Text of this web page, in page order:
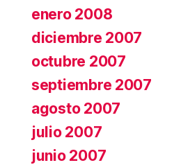
enero 2008
diciembre 2007
octubre 2007
septiembre 2007
agosto 2007
julio 2007
junio 2007